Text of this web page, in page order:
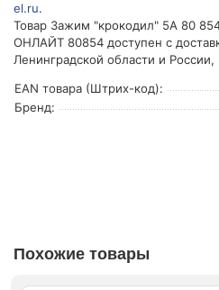
el.ru.
Товар Зажим "крокодил" 5А 80
ОНЛАЙТ 80854 доступен с
Ленинградской области и
EAN товара (Штрих-код):
Бренд:
Похожие товары